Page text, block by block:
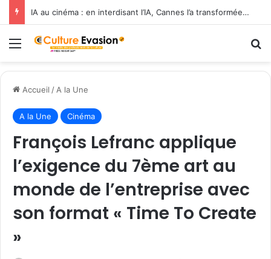
IA au cinéma : en interdisant l’IA, Cannes l’a transformée en label de luxe
Menu
Accueil / A la Une
A la Une Cinéma
François Lefranc applique
l’exigence du 7ème art au
monde de l’entreprise avec
son format « Time To Create
»